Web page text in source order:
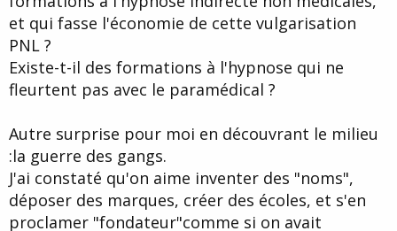
et qui fasse l'économie de cette vulgarisation
PNL ?
Existe-t-il des formations à l'hypnose qui ne
fleurtent pas avec le paramédical ?
Autre surprise pour moi en découvrant le milieu
:la guerre des gangs.
J'ai constaté qu'on aime inventer des "noms",
déposer des marques, créer des écoles, et s'en
proclamer "fondateur"comme si on avait